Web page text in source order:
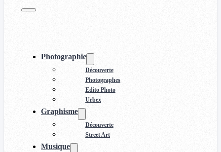
Photographie
Découverte
Photographes
Edito Photo
Urbex
Graphisme
Découverte
Street Art
Musique